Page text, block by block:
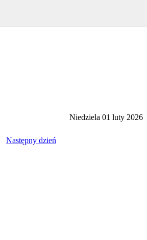
Niedziela 01 luty 2026
Następny dzień